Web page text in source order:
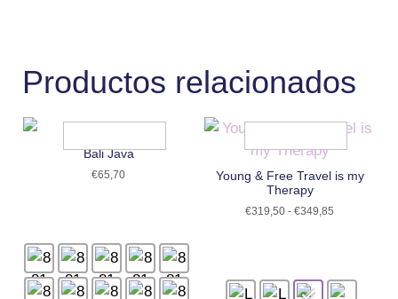
Productos relacionados
Bali Java
€65,70
Young & Free Travel is my
Therapy
€319,50 - €349,85